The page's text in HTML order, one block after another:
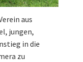
aus
jungen,
in die
zu